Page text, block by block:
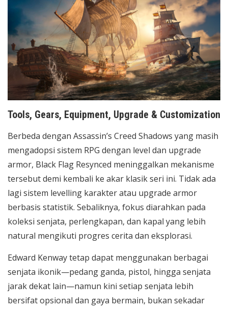
Tools, Gears, Equipment, Upgrade & Customization
Berbeda dengan Assassin’s Creed Shadows yang masih
mengadopsi sistem RPG dengan level dan upgrade
armor, Black Flag Resynced meninggalkan mekanisme
tersebut demi kembali ke akar klasik seri ini. Tidak ada
lagi sistem levelling karakter atau upgrade armor
berbasis statistik. Sebaliknya, fokus diarahkan pada
koleksi senjata, perlengkapan, dan kapal yang lebih
natural mengikuti progres cerita dan eksplorasi.
Edward Kenway tetap dapat menggunakan berbagai
senjata ikonik—pedang ganda, pistol, hingga senjata
jarak dekat lain—namun kini setiap senjata lebih
bersifat opsional dan gaya bermain, bukan sekadar